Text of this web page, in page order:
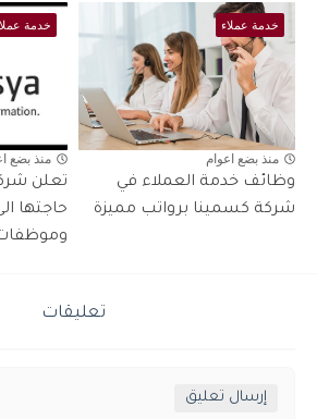
خدمة عملاء
منذ بضع اعوام
وظائف خدمة العملاء في
شركة كسمينا برواتب مميزة
خدمة
منذ بضع
تعلن
حاجتها
تعليقات
إرسال تعليق